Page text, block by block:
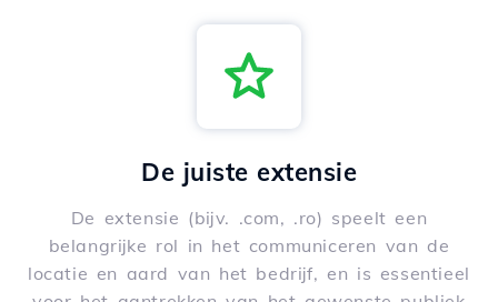
De juiste extensie
De extensie (bijv. .com, .ro) speelt een
belangrijke rol in het communiceren van de
locatie en aard van het bedrijf, en is essentieel